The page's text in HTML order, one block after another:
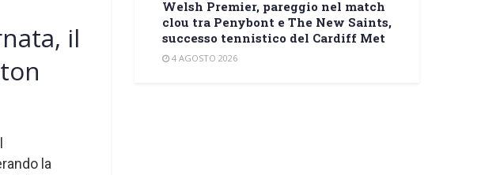
il
la
Welsh Premier, pareggio nel match
clou tra Penybont e The New Saints,
successo tennistico del Cardiff Met
4 AGOSTO 2026